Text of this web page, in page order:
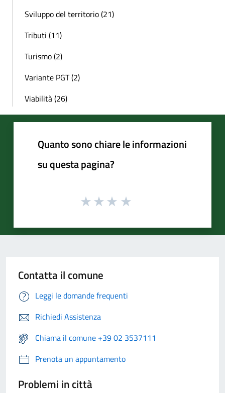
Sviluppo del territorio (21)
Tributi (11)
Turismo (2)
Variante PGT (2)
Viabilità (26)
Quanto sono chiare le informazioni
su questa pagina?
Contatta il comune
Leggi le domande frequenti
Richiedi Assistenza
Chiama il comune +39 02 3537111
Prenota un appuntamento
Problemi in città